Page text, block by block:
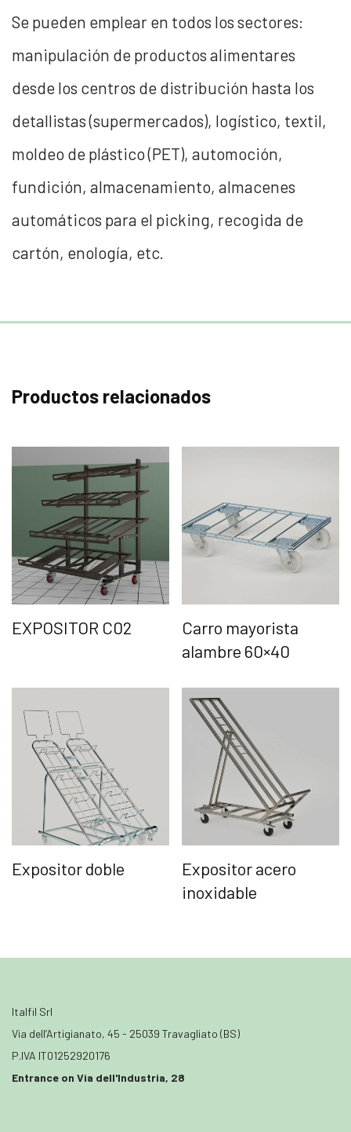
Se pueden emplear en todos los sectores:
manipulación de productos alimentares
desde los centros de distribución hasta los
detallistas (supermercados), logístico, textil,
moldeo de plástico (PET), automoción,
fundición, almacenamiento, almacenes
automáticos para el picking, recogida de
cartón, enología, etc.
Productos relacionados
EXPOSITOR C02
Carro mayorista
alambre 60×40
Expositor doble
Expositor acero
inoxidable
Italfil Srl
Via dell’Artigianato, 45 - 25039 Travagliato (BS)
P.IVA IT01252920176
Entrance on Via dell'Industria, 28